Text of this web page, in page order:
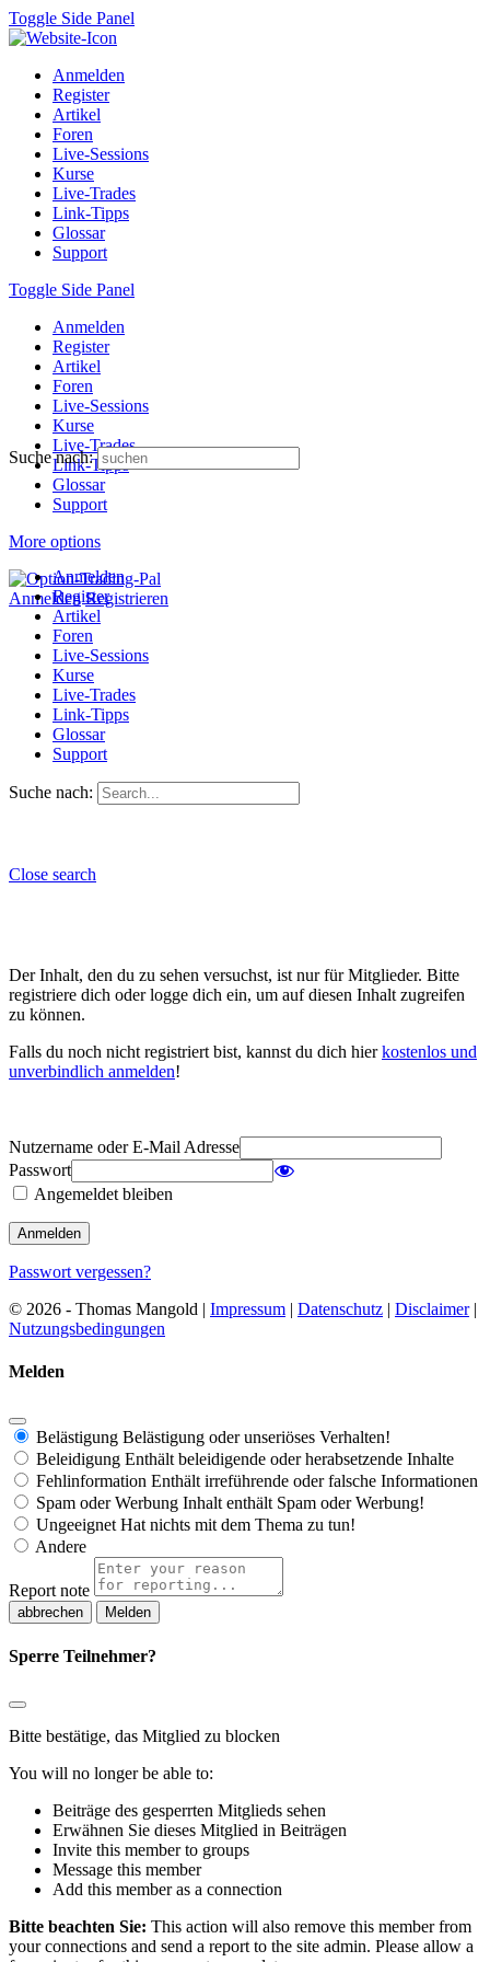
Toggle Side Panel
Anmelden
Register
Artikel
Foren
Live-Sessions
Kurse
Live-Trades
Link-Tipps
Glossar
Support
Toggle Side Panel
Anmelden
Register
Artikel
Foren
Live-Sessions
Kurse
Live-Trades
Link-Tipps
Glossar
Support
More options
Anmelden Registrieren
Suche nach:
Anmelden
Register
Artikel
Foren
Live-Sessions
Kurse
Live-Trades
Link-Tipps
Glossar
Support
Suche nach:
Close search
Der Inhalt, den du zu sehen versuchst, ist nur für Mitglieder. Bitte
registriere dich oder logge dich ein, um auf diesen Inhalt zugreifen
zu können.
Falls du noch nicht registriert bist, kannst du dich hierkostenlos und
unverbindlich anmelden!
Nutzername oder E-Mail Adresse
Passwort
Angemeldet bleiben
Passwort vergessen?
© 2026 - Thomas Mangold | Impressum | Datenschutz | Disclaimer|
Nutzungsbedingungen
Melden
Belästigung Belästigung oder unseriöses Verhalten!
Beleidigung Enthält beleidigende oder herabsetzende Inhalte
Fehlinformation Enthält irreführende oder falsche Informationen
Spam oder Werbung Inhalt enthält Spam oder Werbung!
Ungeeignet Hat nichts mit dem Thema zu tun!
Andere
Report note
Melden
Sperre Teilnehmer?
Bitte bestätige, das Mitglied zu blocken
You will no longer be able to:
Beiträge des gesperrten Mitglieds sehen
Erwähnen Sie dieses Mitglied in Beiträgen
Invite this member to groups
Message this member
Add this member as a connection
Bitte beachten Sie: This action will also remove this member from
your connections and send a report to the site admin. Please allow a